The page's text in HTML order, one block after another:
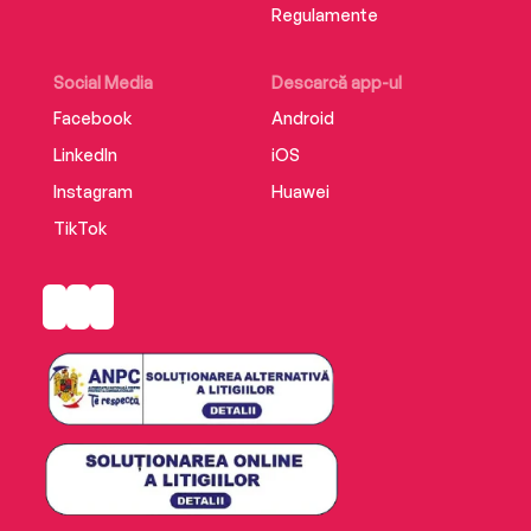
Social Media
Facebook
LinkedIn
Instagram
TikTok
Descarcă app-ul
Android
iOS
Huawei
Regulamente